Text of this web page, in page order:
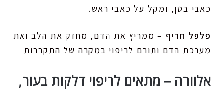
כאבי בטן, ומקל על כאבי ראש.
פלפל חריף – ממריץ את הדם, מחזק את הלב ואת
מערכת הדם ותורם לריפוי במקרה של התקררות.
אלוורה – מתאים לריפוי דלקות בעור,